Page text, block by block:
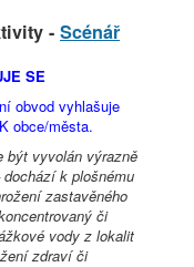
- Scénář
SE
obvod vyhlašuje
obce/města.
být vyvolán výrazně
k plošnému
zastavěného
či
vody z lokalit
zdraví či